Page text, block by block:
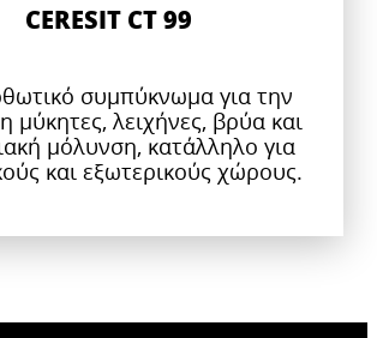
CERESIT CT 99
συμπύκνωμα για την
μύκητες, λειχήνες, βρύα και
μόλυνση, κατάλληλο για
και εξωτερικούς χώρους.